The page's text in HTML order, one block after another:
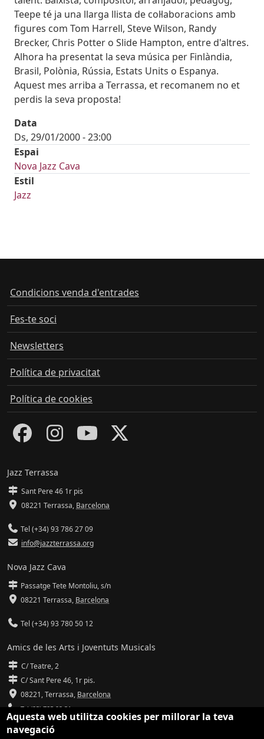
Teepe té ja una llarga llista de col·laboracions amb
figures com Tom Harrell, Steve Wilson, Randy
Brecker, Chris Potter o Slide Hampton, entre d'altres.
Alhora ha presentat la seva música per Finlàndia,
Brasil, Polònia, Rússia, Estats Units o Espanya.
Aquest mes arriba a Terrassa, et recomanem no et
perdis la seva proposta!
Data
Ds, 29/01/2000 - 23:00
Espai
Nova Jazz Cava
Estil
Jazz
Condicions venda d'entrades
Fes-te soci
Newsletters
Política de privacitat
Política de cookies
Jazz Terrassa
Sant Pere 46 1r pis
08221 Terrassa, Barcelona
Tel (+34) 93 786 27 09
info@jazzterrassa.org
Nova Jazz Cava
Passatge Tete Montoliu, s/n
08221 Terrassa, Barcelona
Tel (+34) 93 780 50 12
Amics de les Arts i Joventuts Musicals
C/ Teatre, 2
C/ Sant Pere 46, 1r pis.
08221,Terrassa, Barcelona
Tel (93) 785 92 31
info@amicsdelesarts-jjmm.cat
Aquesta web utilitza cookies per millorar la teva
navegació